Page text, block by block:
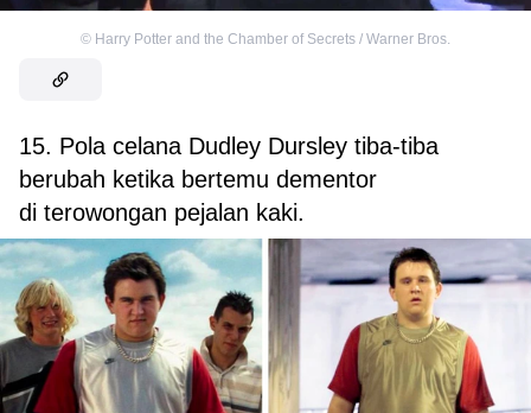
© Harry Potter and the Chamber of Secrets / Warner Bros.
15. Pola celana Dudley Dursley tiba-tiba
berubah ketika bertemu dementor
di terowongan pejalan kaki.